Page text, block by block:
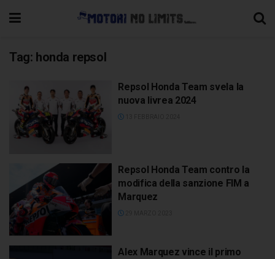
Tag: honda repsol
Repsol Honda Team svela la
nuova livrea 2024
Repsol Honda Team contro la
modifica della sanzione FIM a
Marquez
Alex Marquez vince il primo